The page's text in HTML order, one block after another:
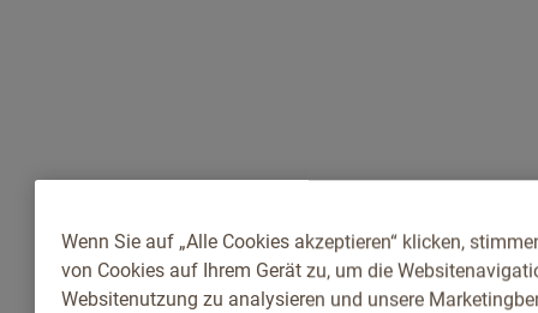
Wenn Sie auf „Alle Cookies akzeptieren“ klicken,
von Cookies auf Ihrem Gerät zu, um die
Websitenutzung zu analysieren und unsere